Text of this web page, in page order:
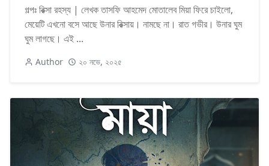
গল্পঃ রিক্সা রহস্য | লেখক তাসফি আহমেদ মোতালেব মিয়া ফিরে চাইলো,
মেয়েটি এখনো বসে আছে উনার রিক্সায়। নামছে না। রাত গভীর। উনার ঘুম
ঘুম লাগছে। এই ...
Author ২০ নভে, ২০২৫